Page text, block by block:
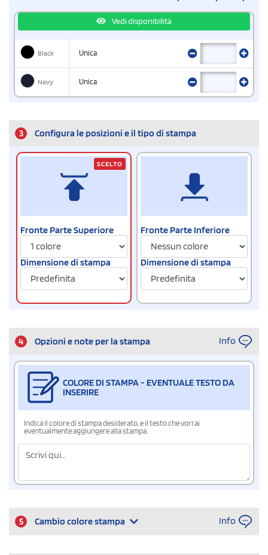
Vedi disponibilità
Black Unica
Navy Unica
3 Configura le posizioni e il tipo di stampa
Fronte Parte Superiore
Dimensione di stampa
SCELTO
Fronte Parte Inferiore
Dimensione di stampa
4 Opzioni e note per la stampa Info
COLORE DI STAMPA - EVENTUALE TESTO DA
INSERIRE
Indica il colore di stampa desiderato, e il testo che vorrai
eventualmente aggiungere alla stampa.
5 Cambio colore stampa Info